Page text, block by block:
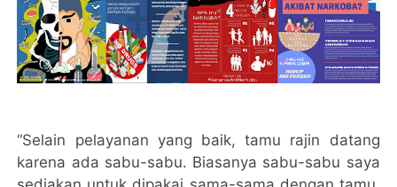
“Selain pelayanan yang baik, tamu rajin datang
karena ada sabu-sabu. Biasanya sabu-sabu saya